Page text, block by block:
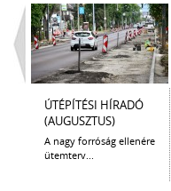
ÚTÉPÍTÉSI HÍRADÓ
(AUGUSZTUS)
A nagy forróság ellenére
ütemterv...